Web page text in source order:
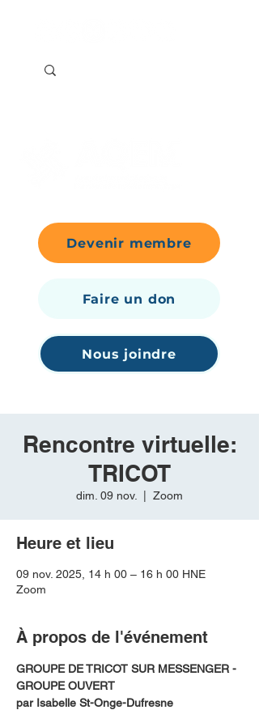
Nous joindre
Faire un don
Devenir membre
Rencontre virtuelle:
TRICOT
dim. 09 nov. Zoom
Heure et lieu
09 nov. 2025, 14 h 00 – 16 h 00 HNE
Zoom
À propos de l'événement
GROUPE DE TRICOT SUR MESSENGER -
GROUPE OUVERT
par Isabelle St-Onge-Dufresne